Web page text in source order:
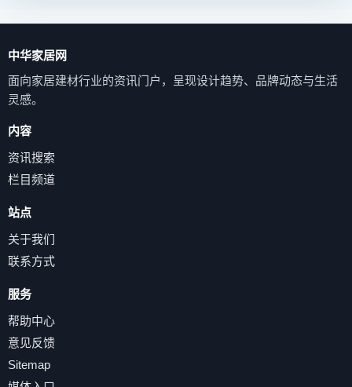
中华家居网
面向家居建材行业的资讯门户，呈现设计趋势、品牌动态与生活
灵感。
内容
资讯搜索
栏目频道
站点
关于我们
联系方式
服务
帮助中心
意见反馈
Sitemap